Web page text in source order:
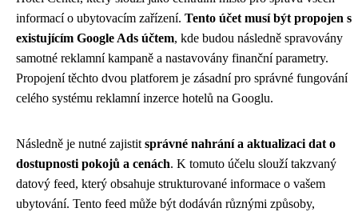
informací o ubytovacím zařízení. Tento účet musí být propojen s
existujícím Google Ads účtem, kde budou následně spravovány
samotné reklamní kampaně a nastavovány finanční parametry.
Propojení těchto dvou platforem je zásadní pro správné fungování
celého systému reklamní inzerce hotelů na Googlu.
Následně je nutné zajistit správné nahrání a aktualizaci dat o
dostupnosti pokojů a cenách. K tomuto účelu slouží takzvaný
datový feed, který obsahuje strukturované informace o vašem
ubytování. Tento feed může být dodáván různými způsoby,